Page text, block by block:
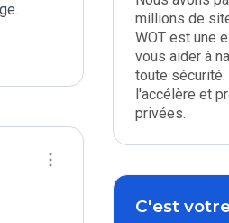
millions de
WOT est une
vous aider à
toute
l'accélère et
privées.
C'est